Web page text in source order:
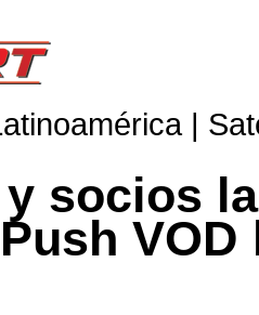
|
socios
VOD